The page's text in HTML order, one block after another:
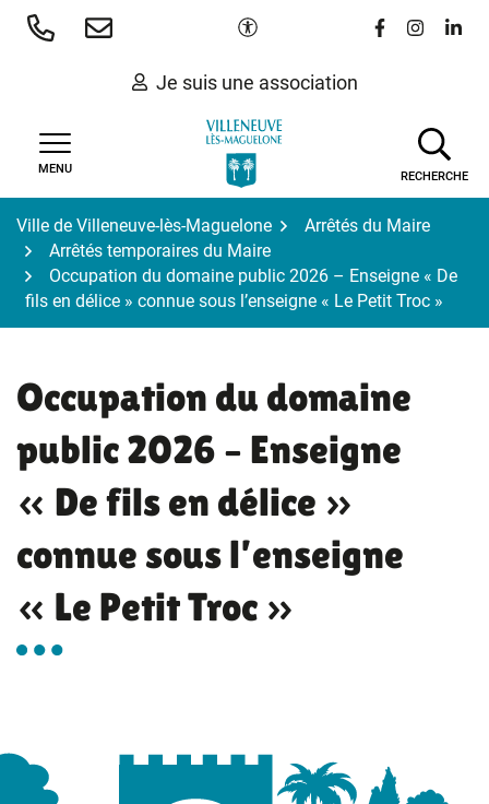
Aller
Paramètres d'accessibilité
Lien vers le
Lien vers
Lien
Je suis une association
MENU
RECHERCHE
Ville de Villeneuve-lès-Maguelone
Arrêtés du Maire
Arrêtés temporaires du Maire
Occupation du domaine public 2026 – Enseigne « De
fils en délice » connue sous l’enseigne « Le Petit Troc »
Occupation du domaine
public 2026 – Enseigne
« De fils en délice »
connue sous l’enseigne
« Le Petit Troc »